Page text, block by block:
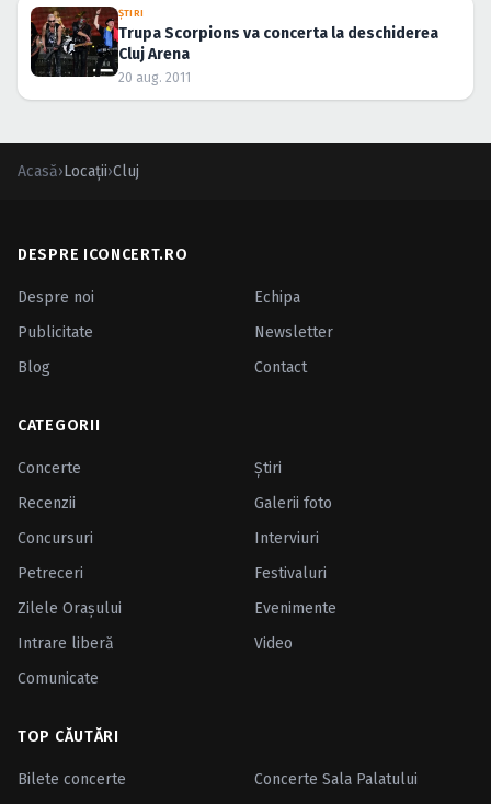
ŞTIRI
Trupa Scorpions va concerta la deschiderea
Cluj Arena
20 aug. 2011
Acasă›Locații›Cluj
DESPRE ICONCERT.RO
Despre noi
Echipa
Publicitate
Newsletter
Blog
Contact
CATEGORII
Concerte
Ştiri
Recenzii
Galerii foto
Concursuri
Interviuri
Petreceri
Festivaluri
Zilele Oraşului
Evenimente
Intrare liberă
Video
Comunicate
TOP CĂUTĂRI
Bilete concerte Concerte Sala Palatului